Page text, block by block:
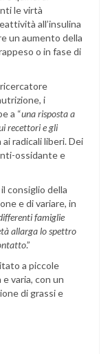
le virtà
all’insulina
un aumento della
o in fase di
i
a “una risposta a
recettori e gli
radicali liberi. Dei
ossidante e
consiglio della
e di variare, in
famiglie
allarga lo spettro
.”
a piccole
varia, con un
di grassi e